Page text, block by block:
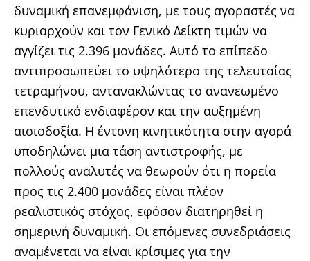
δυναμική επανεμφάνιση, με τους αγοραστές να
κυριαρχούν και τον Γενικό Δείκτη τιμών να
αγγίζει τις 2.396 μονάδες. Αυτό το επίπεδο
αντιπροσωπεύει το υψηλότερο της τελευταίας
τετραμήνου, αντανακλώντας το ανανεωμένο
επενδυτικό ενδιαφέρον και την αυξημένη
αισιοδοξία. Η έντονη κινητικότητα στην αγορά
υποδηλώνει μια τάση αντιστροφής, με
πολλούς αναλυτές να θεωρούν ότι η πορεία
προς τις 2.400 μονάδες είναι πλέον
ρεαλιστικός στόχος, εφόσον διατηρηθεί η
σημερινή δυναμική. Οι επόμενες συνεδριάσεις
αναμένεται να είναι κρίσιμες για την